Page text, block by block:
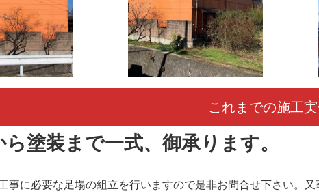
これまでの施工
ら塗装まで一式、御承ります。
事に必要な足場の組立を行いますので是非お問合せ下さい。